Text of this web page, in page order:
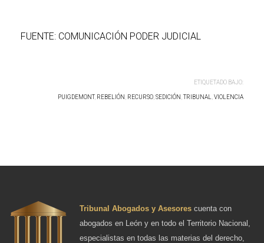
FUENTE: COMUNICACIÓN PODER JUDICIAL
ETIQUETADO BAJO:
PUIGDEMONT, REBELIÓN RECURSO SEDICIÓN ,TRIBUNAL VIOLENCIA
Tribunal Abogados y Asesores cuenta con
abogados en León y en todo el Territorio Nacional,
especialistas en todas las materias del derecho,